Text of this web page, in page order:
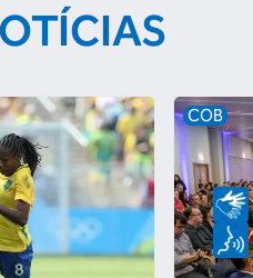
COB